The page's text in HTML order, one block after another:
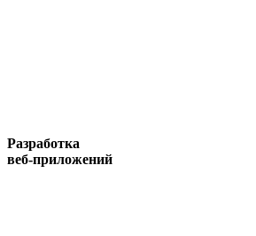
Разработка
веб-приложений